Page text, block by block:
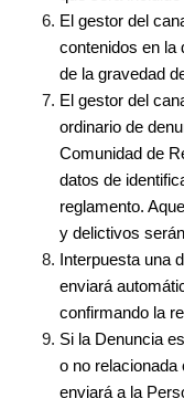
El gestor del
contenidos en la
de la gravedad
El gestor del
ordinario de
Comunidad de
datos de
reglamento.
y delictivos
Interpuesta una
enviará
confirmando la
Si la Denuncia
o no relacionada
enviará a la